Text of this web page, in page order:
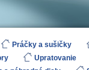
Práčky a sušičky
Upratovanie